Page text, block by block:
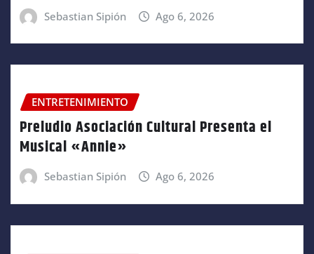
Sebastian Sipión Ago 6, 2026
ENTRETENIMIENTO
Preludio Asociación Cultural Presenta el
Musical «Annie»
Sebastian Sipión Ago 6, 2026